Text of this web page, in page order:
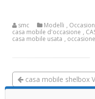
smc Modelli ,
casa mobile d'occasione ,
casa mobile usata ,
casa mobile shelbox